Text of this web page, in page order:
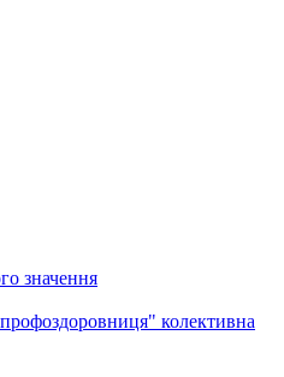
значення
колективна